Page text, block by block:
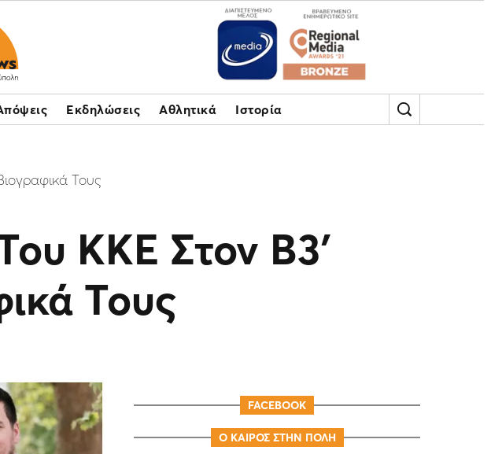
Εκδηλώσεις Αθλητικά Ιστορία
Τους
ΚΚΕ Στον Β3′
Τους
FACEBOOK
Ο ΚΑΙΡΟΣ ΣΤΗΝ ΠΟΛΗ